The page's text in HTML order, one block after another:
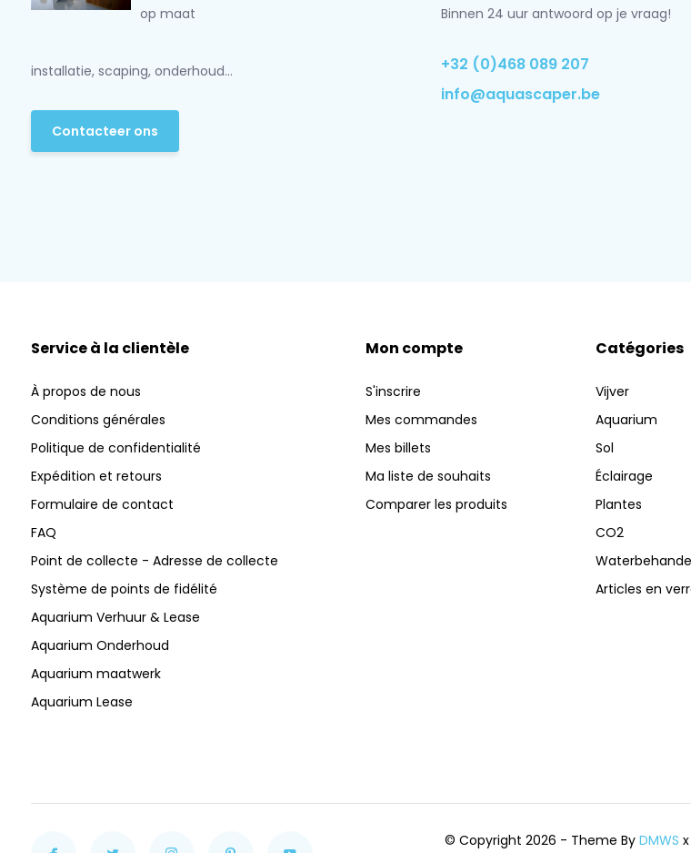
op maat
installatie, scaping, onderhoud...
Contacteer ons
Binnen 24 uur antwoord op je vraag!
+32 (0)468 089 207
info@aquascaper.be
Service à la clientèle
À propos de nous
Conditions générales
Politique de confidentialité
Expédition et retours
Formulaire de contact
FAQ
Point de collecte - Adresse de collecte
Système de points de fidélité
Aquarium Verhuur & Lease
Aquarium Onderhoud
Aquarium maatwerk
Aquarium Lease
Mon compte
S'inscrire
Mes commandes
Mes billets
Ma liste de souhaits
Comparer les produits
Catégories
Vijver
Aquarium
Sol
Éclairage
Plantes
CO2
Articles en
© Copyright 2026 - Theme By DMWS x